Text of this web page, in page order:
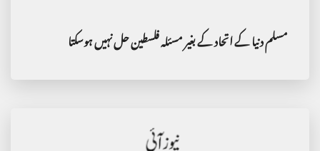
مسلم دنیا کے اتحاد کے بغیر مسئلہ فلسطین حل نہیں ہوسکتا